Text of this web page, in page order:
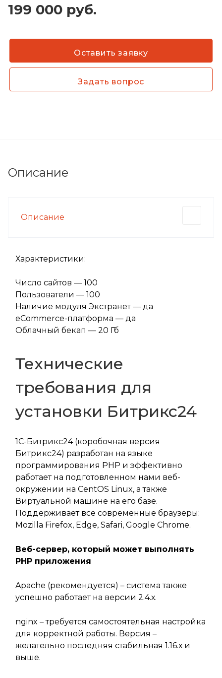
199 000 руб.
Оставить заявку
Задать вопрос
Описание
Описание
Характеристики:
Число сайтов — 100
Пользователи — 100
Наличие модуля Экстранет — да
eCommerce-платформа — да
Облачный бекап — 20 Гб
Технические
требования для
установки Битрикс24
1C-Битрикс24 (коробочная версия
Битрикс24) разработан на языке
программирования PHP и эффективно
работает на подготовленном нами веб-
окружении на CentOS Linux, а также
Виртуальной машине на его базе.
Поддерживает все современные браузеры:
Mozilla Firefox, Edge, Safari, Google Chrome.
Веб-сервер, который может выполнять
PHP приложения
Apache (рекомендуется) – система также
успешно работает на версии 2.4.х.
nginx – требуется самостоятельная настройка
для корректной работы. Версия –
желательно последняя стабильная 1.16.х и
выше.